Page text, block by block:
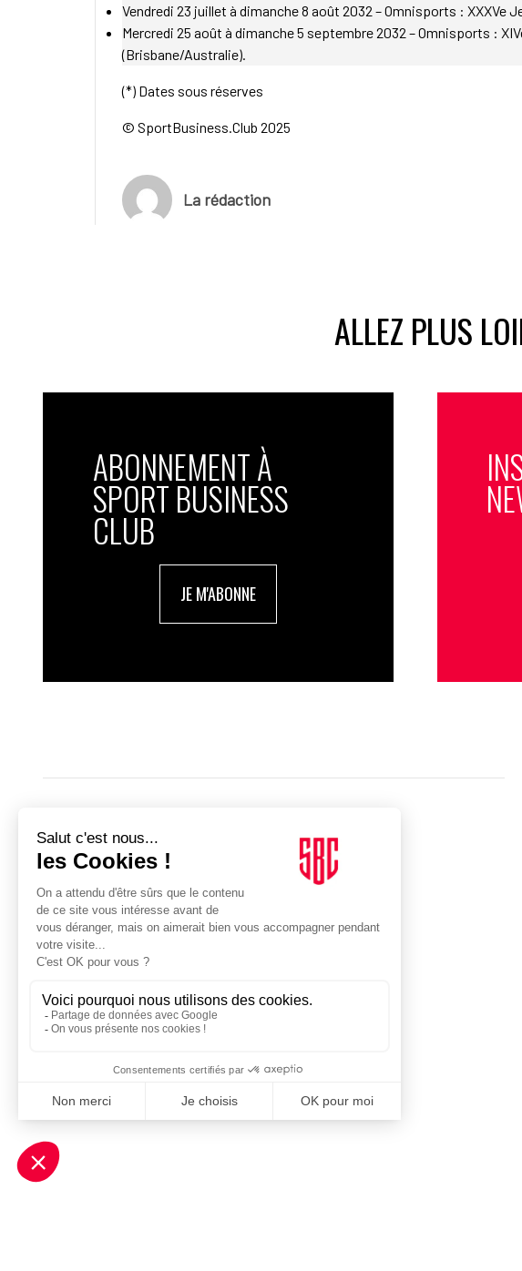
Vendredi 23 juillet à dimanche 8 août 2032 – Omnisports : XXXVe
Mercredi 25 août à dimanche 5 septembre 2032 – Omnisports :
(Brisbane/Australie).
(*) Dates sous réserves
© SportBusiness.Club 2025
La rédaction
ALLEZ PLUS
ABONNEMENT À
SPORT BUSINESS
CLUB
JE M'ABONNE